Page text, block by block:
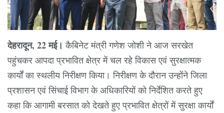
देहरादून, 22 मई। कैबिनेट मंत्री गणेश जोशी ने आज सरखेत
पहुंचकर आपदा प्रभावित क्षेत्र में चल रहे विकास एवं सुरक्षात्मक
कार्यों का स्थलीय निरीक्षण किया। निरीक्षण के दौरान उन्होंने जिला
प्रशासन एवं सिंचाई विभाग के अधिकारियों को निर्देशित करते हुए
कहा कि आगामी बरसात को देखते हुए प्रभावित क्षेत्रों में सुरक्षा कार्यों